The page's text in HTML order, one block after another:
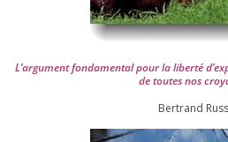
L’argument fon­da­men­tal pour la liber­té
de toutes nos
Ber­trand